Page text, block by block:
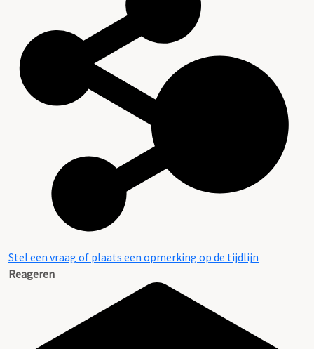
Stel een vraag of plaats een opmerking op de tijdlijn
Reageren